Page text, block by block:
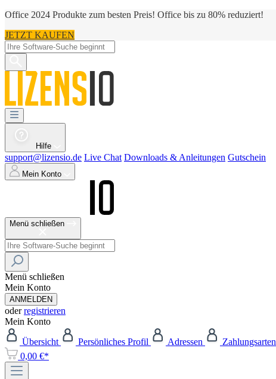
Office 2024 Produkte zum besten Preis! Office bis zu 80% reduziert!
JETZT KAUFEN
Hilfe
support@lizensio.de Live Chat Downloads & Anleitungen Gutschein
Mein Konto
Menü schließen
Menü schließen
Mein Konto
ANMELDEN
oderregistrieren
Mein Konto
Übersicht
Persönliches Profil Adressen Zahlungsarten
0,00 €*